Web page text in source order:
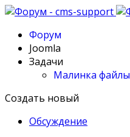
Форум
Joomla
Задачи
Малинка файлы
Создать новый
Обсуждение